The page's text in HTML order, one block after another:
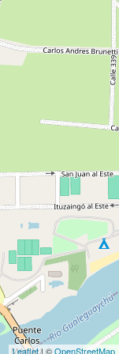
Leaflet| ©OpenStreetMap